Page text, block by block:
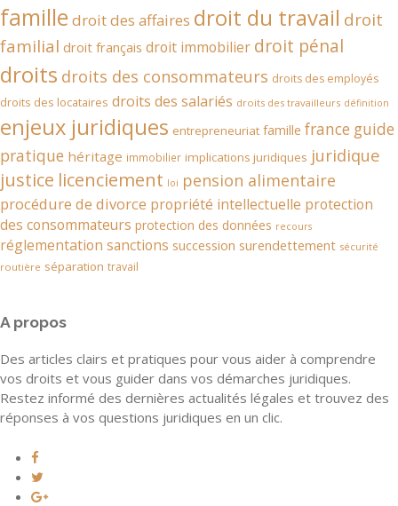
famille droit des affaires droit du travail droit
familial droit français droit immobilier droit pénal
droits droits des consommateurs droits des employés
droits des locataires droits des salariés droits des travailleurs définition
enjeux juridiques entrepreneuriat famille france guide
pratique héritage immobilier implications juridiques juridique
justice licenciement loi pension alimentaire
procédure de divorce propriété intellectuelle protection
des consommateurs protection des données recours
réglementation sanctions succession surendettement sécurité
routière séparation travail
A propos
Des articles clairs et pratiques pour vous aider à comprendre
vos droits et vous guider dans vos démarches juridiques.
Restez informé des dernières actualités légales et trouvez des
réponses à vos questions juridiques en un clic.